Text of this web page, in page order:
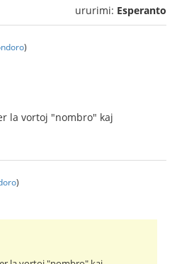
ururimi: Esperanto
)
la vortoj "nombro" kaj
)